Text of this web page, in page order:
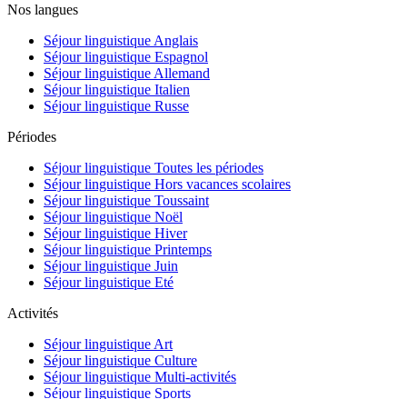
Nos langues
Séjour linguistique Anglais
Séjour linguistique Espagnol
Séjour linguistique Allemand
Séjour linguistique Italien
Séjour linguistique Russe
Périodes
Séjour linguistique Toutes les périodes
Séjour linguistique Hors vacances scolaires
Séjour linguistique Toussaint
Séjour linguistique Noël
Séjour linguistique Hiver
Séjour linguistique Printemps
Séjour linguistique Juin
Séjour linguistique Eté
Activités
Séjour linguistique Art
Séjour linguistique Culture
Séjour linguistique Multi-activités
Séjour linguistique Sports